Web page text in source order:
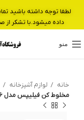
منو
خانه لوازم آشپزخانه
مخلوط کن فیلیپس مدل HR2106
داده میشود.با تشکر از صبر